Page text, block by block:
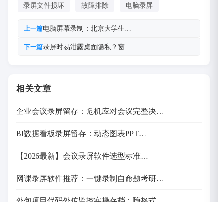
录屏文件损坏 故障排除 电脑录屏
上一篇电脑屏幕录制：北京大学生…
下一篇录屏时易泄露桌面隐私？窗…
相关文章
企业会议录屏留存：危机应对会议完整决…
BI数据看板录屏留存：动态图表PPT…
【2026最新】会议录屏软件选型标准…
网课录屏软件推荐：一键录制自命题考研…